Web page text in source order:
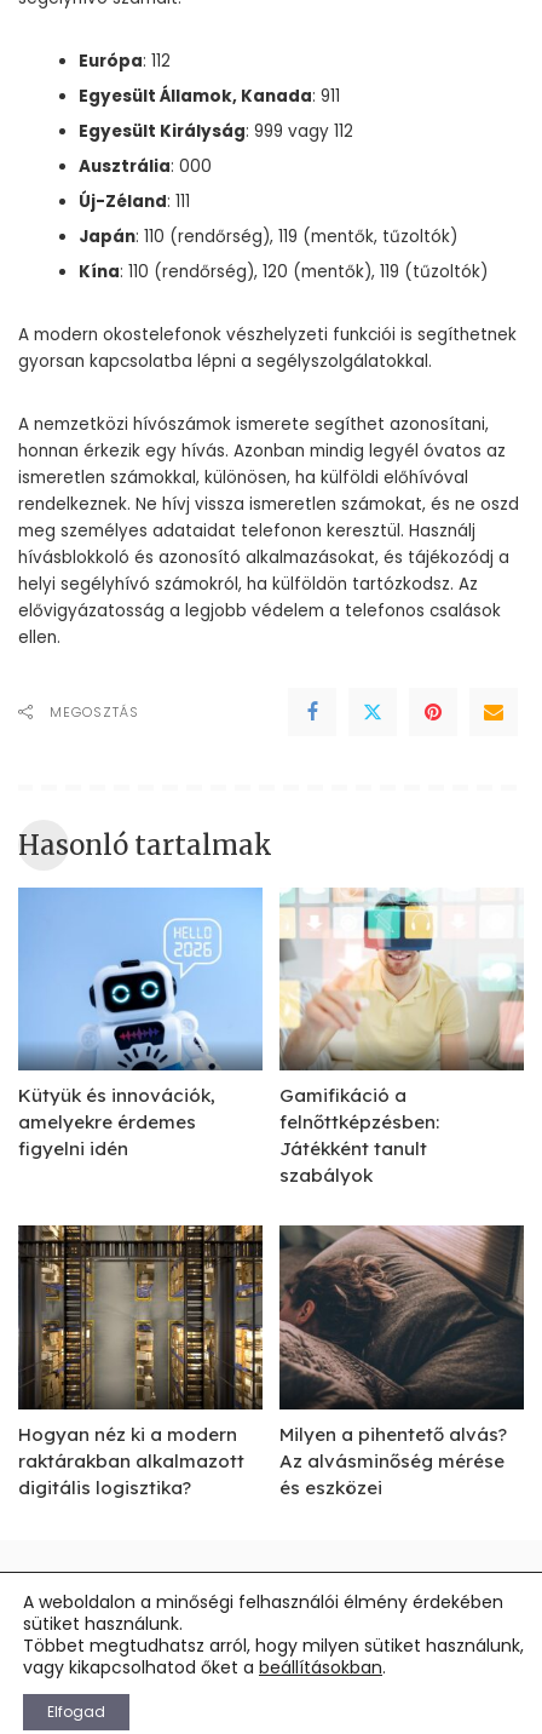
Európa: 112
Egyesült Államok, Kanada: 911
Egyesült Királyság: 999 vagy 112
Ausztrália: 000
Új-Zéland: 111
Japán: 110 (rendőrség), 119 (mentők, tűzoltók)
Kína: 110 (rendőrség), 120 (mentők), 119 (tűzoltók)
A modern okostelefonok vészhelyzeti funkciói is segíthetnek
gyorsan kapcsolatba lépni a segélyszolgálatokkal.
A nemzetközi hívószámok ismerete segíthet azonosítani,
honnan érkezik egy hívás. Azonban mindig legyél óvatos az
ismeretlen számokkal, különösen, ha külföldi előhívóval
rendelkeznek. Ne hívj vissza ismeretlen számokat, és ne oszd
meg személyes adataidat telefonon keresztül. Használj
hívásblokkoló és azonosító alkalmazásokat, és tájékozódj a
helyi segélyhívó számokról, ha külföldön tartózkodsz. Az
elővigyázatosság a legjobb védelem a telefonos csalások
ellen.
MEGOSZTÁS
Hasonló tartalmak
Kütyük és innovációk,
amelyekre érdemes
figyelni idén
Gamifikáció a
felnőttképzésben:
Játékként tanult
szabályok
Hogyan néz ki a modern
raktárakban alkalmazott
digitális logisztika?
Milyen a pihentető alvás?
Az alvásminőség mérése
és eszközei
Impresszum
Általános Szerződési Feltételek
A weboldalon a minőségi felhasználói élmény érdekében
sütiket használunk.
Többet megtudhatsz arról, hogy milyen sütiket használunk,
vagy kikapcsolhatod őket a beállításokban.
Elfogad